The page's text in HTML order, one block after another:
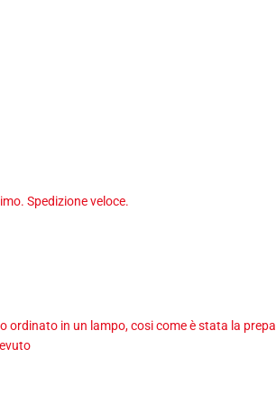
Spedizione veloce.
ordinato in un lampo, cosi come è stata la